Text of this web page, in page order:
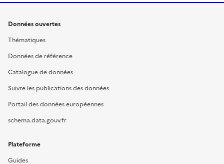
Données ouvertes
Thématiques
Données de référence
Catalogue de données
Suivre les publications des données
Portail des données européennes
schema.data.gouv.fr
Plateforme
Guides